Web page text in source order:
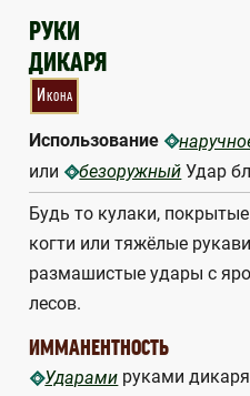
РУКИ
ДИКАРЯ
HANDS OF THE WILDLING
Икона
Использование
или
безоружный Удар
Будь то кулаки,
когти или тяжёлые
размашистые удары с
лесов.
ИММАНЕНТНОСТЬ
Ударами руками